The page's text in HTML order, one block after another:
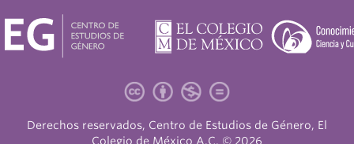
Derechos reservados, Centro de Estudios de Género, El
Colegio de México A.C. © 2026